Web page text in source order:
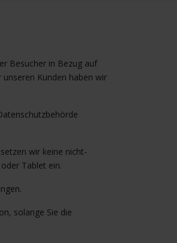
Besucher in Bezug auf
Kunden haben wir
wir keine nicht-
Tablet ein.
solange Sie die